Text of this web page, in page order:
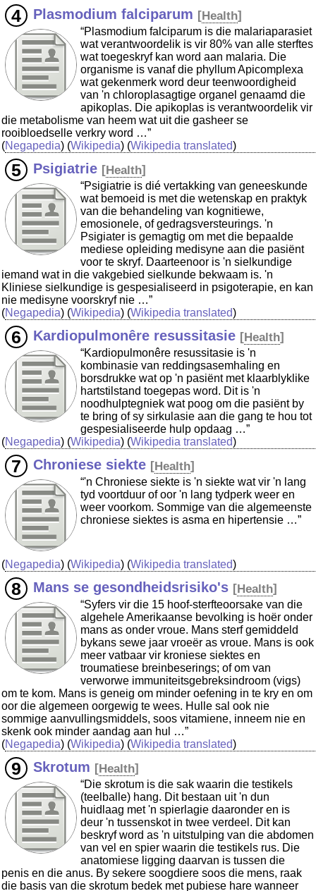
Plasmodium falciparum [Health]
“Plasmodium falciparum is die malariaparasiet
wat verantwoordelik is vir 80% van alle sterftes
wat toegeskryf kan word aan malaria. Die
organisme is vanaf die phyllum Apicomplexa
wat gekenmerk word deur teenwoordigheid
van 'n chloroplasagtige organel genaamd die
apikoplas. Die apikoplas is verantwoordelik vir
die metabolisme van heem wat uit die gasheer se
rooibloedselle verkry word …”
(Negapedia) (Wikipedia) (Wikipedia translated)
Psigiatrie [Health]
“Psigiatrie is dié vertakking van geneeskunde
wat bemoeid is met die wetenskap en praktyk
van die behandeling van kognitiewe,
emosionele, of gedragsversteurings. 'n
Psigiater is gemagtig om met die bepaalde
mediese opleiding medisyne aan die pasiënt
voor te skryf. Daarteenoor is 'n sielkundige
iemand wat in die vakgebied sielkunde bekwaam is. 'n
Kliniese sielkundige is gespesialiseerd in psigoterapie, en kan
nie medisyne voorskryf nie …”
(Negapedia) (Wikipedia) (Wikipedia translated)
Kardiopulmonêre resussitasie [Health]
“Kardiopulmonêre resussitasie is 'n
kombinasie van reddingsasemhaling en
borsdrukke wat op 'n pasiënt met klaarblyklike
hartstilstand toegepas word. Dit is 'n
noodhulptegniek wat poog om die pasiënt by
te bring of sy sirkulasie aan die gang te hou tot
gespesialiseerde hulp opdaag …”
(Negapedia) (Wikipedia) (Wikipedia translated)
Chroniese siekte [Health]
“'n Chroniese siekte is 'n siekte wat vir 'n lang
tyd voortduur of oor 'n lang tydperk weer en
weer voorkom. Sommige van die algemeenste
chroniese siektes is asma en hipertensie …”
(Negapedia) (Wikipedia) (Wikipedia translated)
Mans se gesondheidsrisiko's [Health]
“Syfers vir die 15 hoof-sterfteoorsake van die
algehele Amerikaanse bevolking is hoër onder
mans as onder vroue. Mans sterf gemiddeld
bykans sewe jaar vroeër as vroue. Mans is ook
meer vatbaar vir kroniese siektes en
troumatiese breinbeserings; of om van
verworwe immuniteitsgebreksindroom (vigs)
om te kom. Mans is geneig om minder oefening in te kry en om
oor die algemeen oorgewig te wees. Hulle sal ook nie
sommige aanvullingsmiddels, soos vitamiene, inneem nie en
skenk ook minder aandag aan hul …”
(Negapedia) (Wikipedia) (Wikipedia translated)
Skrotum [Health]
“Die skrotum is die sak waarin die testikels
(teelballe) hang. Dit bestaan uit 'n dun
huidlaag met 'n spierlagie daaronder en is
deur 'n tussenskot in twee verdeel. Dit kan
beskryf word as 'n uitstulping van die abdomen
van vel en spier waarin die testikels rus. Die
anatomiese ligging daarvan is tussen die
penis en die anus. By sekere soogdiere soos die mens, raak
die basis van die skrotum bedek met pubiese hare wanneer